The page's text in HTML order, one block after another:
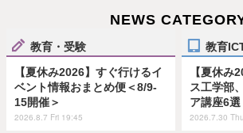
NEWS
教育・受験
【夏休み2026】すぐ行けるイ
ベント情報おまとめ便＜8/9-
15開催＞
2026.8.7 Fri 19:45
教育
【夏休み
ス工学部
ア講座6選
2026.7.30